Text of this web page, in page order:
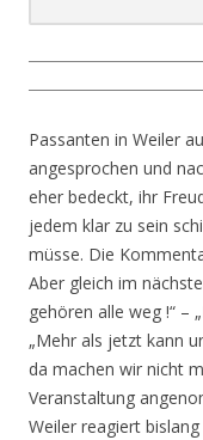
Passanten in Weiler
angesprochen und
eher bedeckt, ihr
jedem klar zu sein
müsse. Die
Aber gleich im
gehören alle weg !“ –
„Mehr als jetzt kann
da machen wir nicht
Veranstaltung
Weiler reagiert